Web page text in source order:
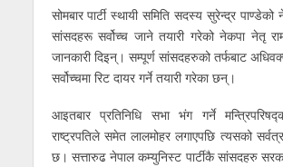
सोमबार पार्टी स्थायी समिति सदस्य सुरेन्द्र
सांसदहरू सर्वोच्च जाने तयारी गरेको नेकपा नेतृ
जानकारी दिइन्। सम्पूर्ण सांसदहरुको तर्फबाट
सर्वोच्चमा रिट दायर गर्ने तयारी गरेका छन्।
आइतबार प्रतिनिधि सभा भंग गर्ने
राष्ट्रपतिले समेत लालमोहर लगाएपछि त्यसको
छ। सत्तारुढ नेपाल कम्युनिस्ट पार्टीकै सांसदहरु